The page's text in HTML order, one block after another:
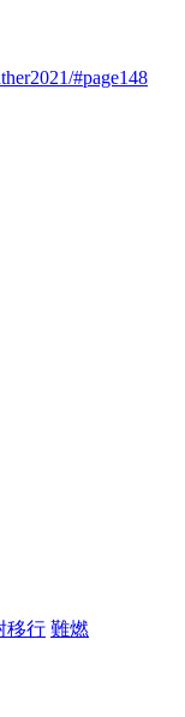
#page148
移行 難燃